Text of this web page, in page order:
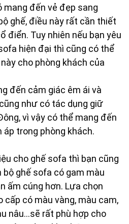
mang đến vẻ đẹp sang
ghế, điều này rất cần thiết
điển. Tuy nhiên nếu bạn yêu
hiện đại thì cũng có thể
cho phòng khách của
đến cảm giác êm ái và
như có tác dụng giữ
vì vậy có thể mang đến
trong phòng khách.
cho ghế sofa thì bạn cũng
ghế sofa có gam màu
ấm cúng hơn. Lựa chọn
cấp có màu vàng, màu cam,
nâu…sẽ rất phù hợp cho